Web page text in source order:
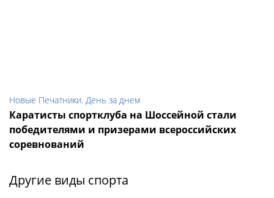
Новые Печатники. День за днем
Каратисты спортклуба на Шоссейной стали
победителями и призерами всероссийских
соревнований
Другие виды спорта